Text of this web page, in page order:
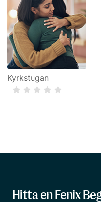
Kyrkstugan
Hitta en Fenix